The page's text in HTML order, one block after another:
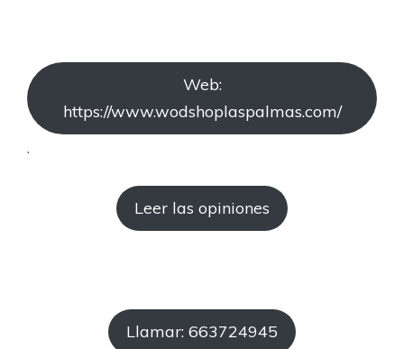
Web:
https://www.wodshoplaspalmas.com/
.
Leer las opiniones
Llamar: 663724945